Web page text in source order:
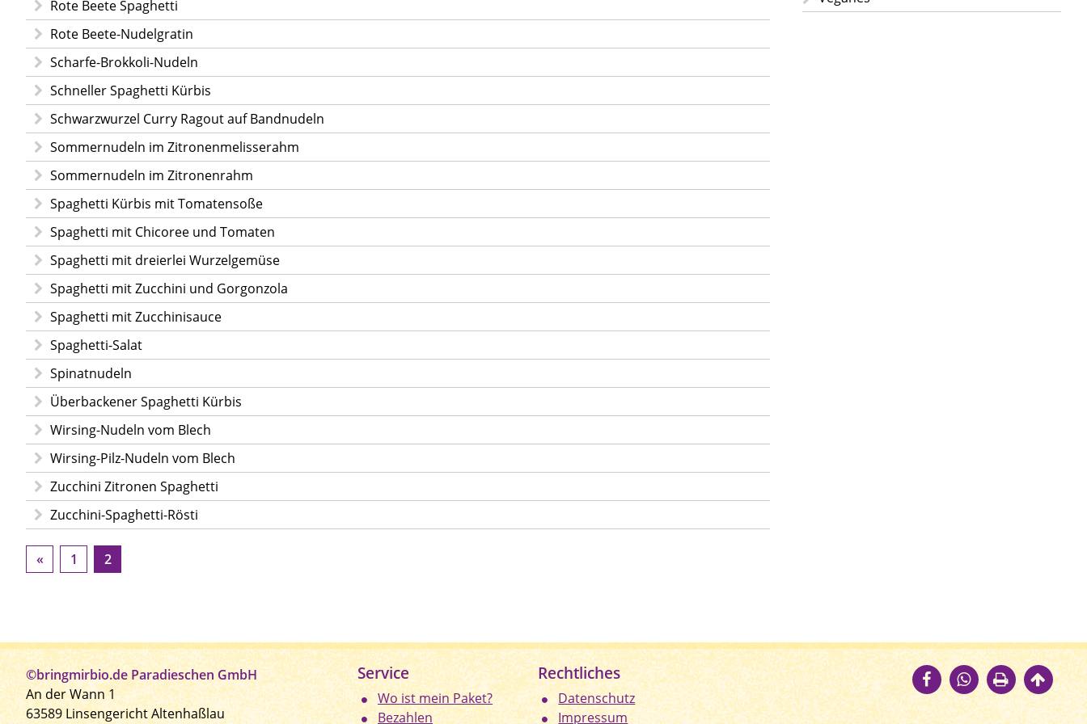
Rote Beete Spaghetti
Rote Beete-Nudelgratin
Scharfe-Brokkoli-Nudeln
Schneller Spaghetti Kürbis
Schwarzwurzel Curry Ragout auf Bandnudeln
Sommernudeln im Zitronenmelisserahm
Sommernudeln im Zitronenrahm
Spaghetti Kürbis mit Tomatensoße
Spaghetti mit Chicoree und Tomaten
Spaghetti mit dreierlei Wurzelgemüse
Spaghetti mit Zucchini und Gorgonzola
Spaghetti mit Zucchinisauce
Spaghetti-Salat
Spinatnudeln
Überbackener Spaghetti Kürbis
Wirsing-Nudeln vom Blech
Wirsing-Pilz-Nudeln vom Blech
Zucchini Zitronen Spaghetti
Zucchini-Spaghetti-Rösti
« 1 2
©bringmirbio.de Paradieschen GmbH
An der Wann 1
63589 Linsengericht Altenhaßlau
Service
Wo ist mein Paket?
Bezahlen
Rechtliches
Datenschutz
Impressum